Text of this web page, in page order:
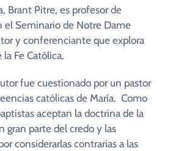
Brant Pitre, es profesor de
el Seminario de Notre Dame
y conferenciante que explora
la Fe Católica.
fue cuestionado por un pastor
católicas de María. Como
aceptan la doctrina de la
gran parte del credo y las
considerarlas contrarias a las